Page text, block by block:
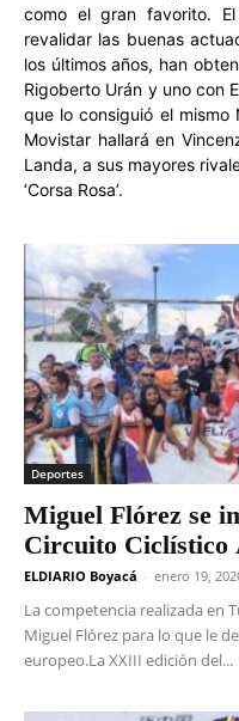
como el gran favorito.
revalidar las buenas
los últimos años, han
Rigoberto Urán y uno con
que lo consiguió el mismo
Movistar hallará en
Landa, a sus mayores
‘Corsa Rosa’.
Deportes
Miguel Flórez se
Circuito Ciclístico
ELDIARIO Boyacá - enero 19,
La competencia realizada en
Miguel Flórez para lo que le
europeo.La XXIII edición del...